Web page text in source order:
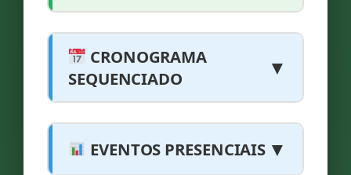
CRONOGRAMA
SEQUENCIADO
▼
EVENTOS PRESENCIAIS ▼